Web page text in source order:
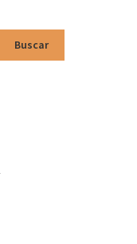
Buscar